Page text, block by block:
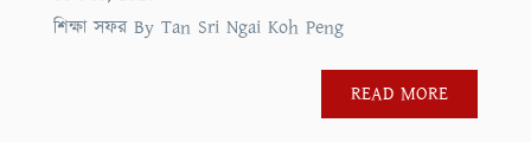
শিক্ষা সফর By Tan Sri Ngai Koh Peng
READ MORE